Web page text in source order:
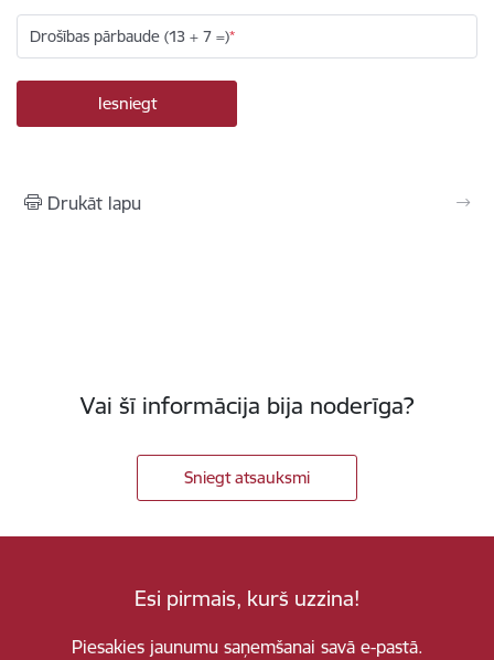
Drošības pārbaude (13 + 7 =)
Drukāt lapu
Vai šī informācija bija noderīga?
Sniegt atsauksmi
Esi pirmais, kurš uzzina!
Piesakies jaunumu saņemšanai savā e-pastā.